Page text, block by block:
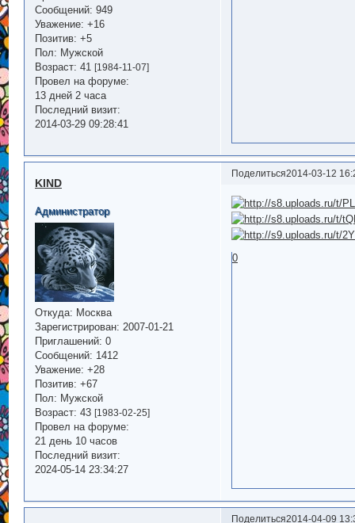
Сообщений: 949
Уважение: +16
Позитив: +5
Пол: Мужской
Возраст: 41 [1984-11-07]
Провел на форуме:
13 дней 2 часа
Последний визит:
2014-03-29 09:28:41
Поделиться2014-03-12
KIND
Администратор
Откуда: Москва
Зарегистрирован: 2007-01-21
Приглашений: 0
Сообщений: 1412
Уважение: +28
Позитив: +67
Пол: Мужской
Возраст: 43 [1983-02-25]
Провел на форуме:
21 день 10 часов
Последний визит:
2024-05-14 23:34:27
0
Поделиться2014-04-09